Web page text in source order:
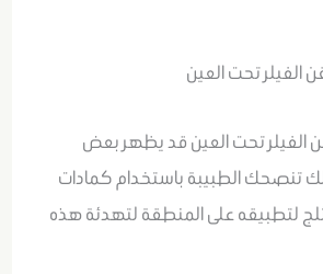
الفيلر تحت العين
الفيلر تحت العين قد يظهر بعض
لذلك تنصحك الطبيبة باستخدام كمادات
لتطبيقه على المنطقة لتهدئة هذه